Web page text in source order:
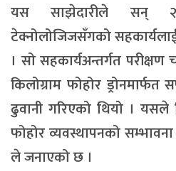
यस साझेदारीले सन्
टेक्नोलोजिजसँगको
। सो सहकार्यअन्तर्गत
किलोग्राम फोहोर
ढुवानी गरिएको थियो । यसले
फोहोर व्यवस्थापनको
ले जनाएको छ ।